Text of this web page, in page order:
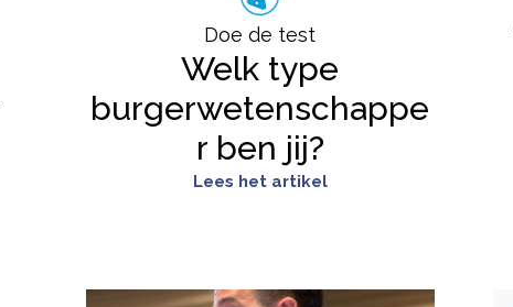
Doe de test
Welk type
burgerwetenschappe
r ben jij?
Lees het artikel